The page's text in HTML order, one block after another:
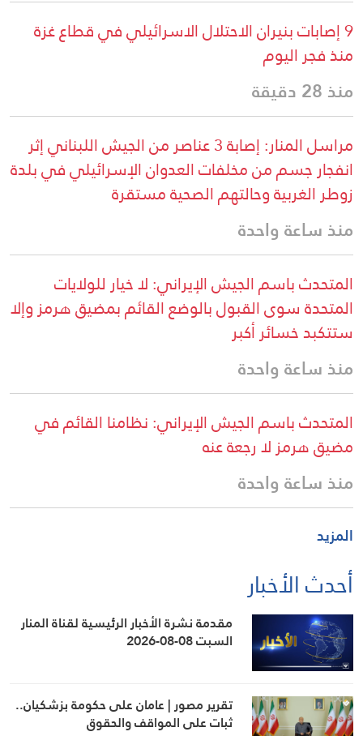
9 إصابات بنيران الاحتلال الاسرائيلي في قطاع غزة
منذ فجر اليوم
منذ 28 دقيقة
مراسل المنار: إصابة 3 عناصر من الجيش اللبناني إثر
انفجار جسم من مخلفات العدوان الإسرائيلي في بلدة
زوطر الغربية وحالتهم الصحية مستقرة
منذ ساعة واحدة
المتحدث باسم الجيش الإيراني: لا خيار للولايات
المتحدة سوى القبول بالوضع القائم بمضيق هرمز وإلا
ستتكبد خسائر أكبر
منذ ساعة واحدة
المتحدث باسم الجيش الإيراني: نظامنا القائم في
مضيق هرمز لا رجعة عنه
منذ ساعة واحدة
المزيد
أحدث الأخبار
مقدمة نشرة الأخبار الرئيسية لقناة المنار
السبت 08-08-2026
تقرير مصور | عامان على حكومة بزشكيان..
ثبات على المواقف والحقوق